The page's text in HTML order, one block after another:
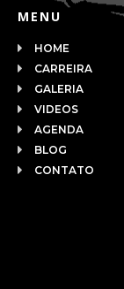
MENU
HOME
CARREIRA
GALERIA
VIDEOS
AGENDA
BLOG
CONTATO